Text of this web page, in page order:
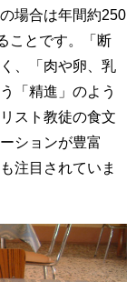
場合は年間約250
ことです。「断
、「肉や卵、乳
「精進」のよう
スト教徒の食文
ションが豊富
注目されていま